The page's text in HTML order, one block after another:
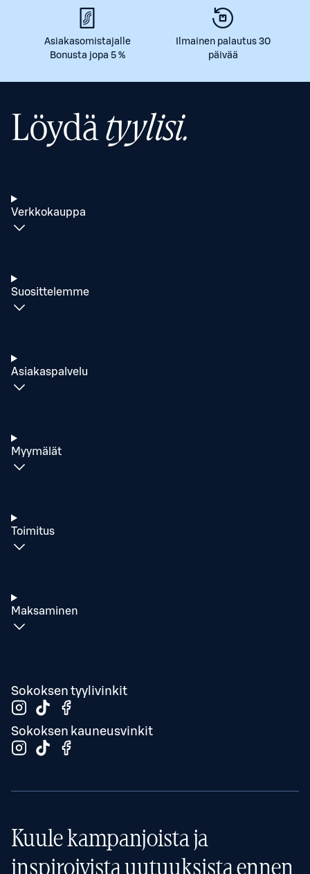
Asiakasomistajalle
Bonusta jopa 5 %
Ilmainen palautus 30
päivää
Löydätyylisi.
Verkkokauppa
Suosittelemme
Asiakaspalvelu
Myymälät
Toimitus
Maksaminen
Sokoksen tyylivinkit
Sokoksen kauneusvinkit
Kuule kampanjoista ja
inspiroivista uutuuksista ennen